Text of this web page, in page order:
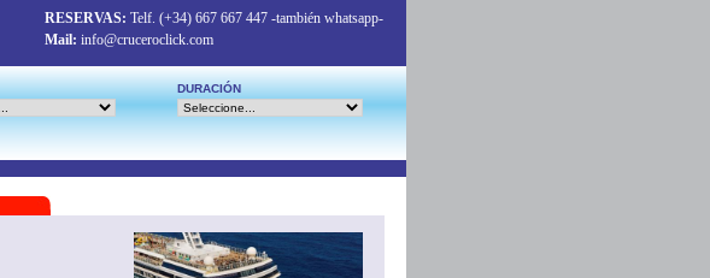
RESERVAS: Telf. (+34) 667 667 447 -también whatsapp-
Mail: info@cruceroclick.com
DURACIÓN